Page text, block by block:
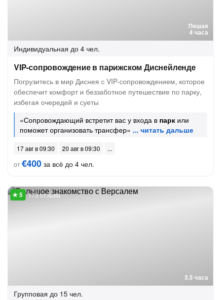
Пешая
4 часа
Индивидуальная до 4 чел.
VIP-сопровождение в парижском Диснейленде
Погрузитесь в мир Диснея с VIP-сопровождением, которое
обеспечит комфорт и беззаботное путешествие по парку,
избегая очередей и суеты
«Сопровождающий встретит вас у входа в парк или
поможет организовать трансфер»
17 авг в 09:30
20 авг в 09:30
от€400 за всё до 4 чел.
3.5 часа
173 отзыва
Групповая до 15 чел.